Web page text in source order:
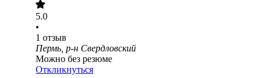
5.0
•
1 отзыв
Пермь, р-н Свердловский
Можно без резюме
Откликнуться